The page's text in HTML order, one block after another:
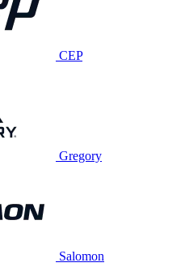
CEP
Gregory
Salomon